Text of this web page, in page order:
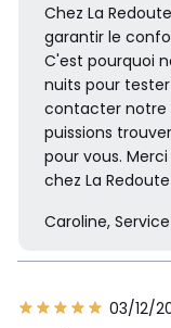
Chez La
garantir le
C'est pourquoi
nuits pour
contacter notre
puissions
pour vous.
chez La
Caroline,
03/12/